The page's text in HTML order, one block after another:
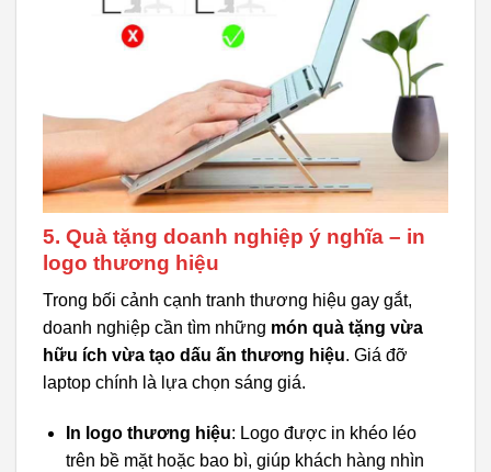
5. Quà tặng doanh nghiệp ý nghĩa – in
logo thương hiệu
Trong bối cảnh cạnh tranh thương hiệu gay gắt,
doanh nghiệp cần tìm những món quà tặng vừa
hữu ích vừa tạo dấu ấn thương hiệu. Giá đỡ
laptop chính là lựa chọn sáng giá.
In logo thương hiệu: Logo được in khéo léo
trên bề mặt hoặc bao bì, giúp khách hàng nhìn